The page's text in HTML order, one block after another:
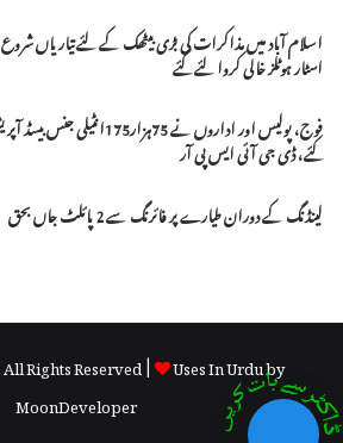
اسلام آباد میں مذاکرات کی بڑی بیٹھک کے لئے تیاریاں
اسٹار ہوٹلز خالی کروا لئے گئے
فوج، پولیس اور اداروں نے 75ہزار175انٹیلی
کئے، ڈی جی آئی ایس پی آر
لینڈنگ کے دوران طیارے پر فائرنگ سے 2 پائلٹ جاں بحق
Rights Reserved |
Uses In Urdu by
MoonDeveloper